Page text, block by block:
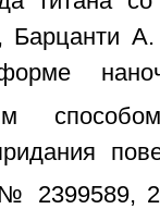
А.
2399589,